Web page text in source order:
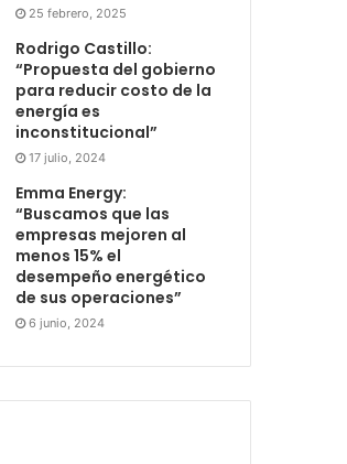
25 febrero, 2025
Rodrigo Castillo:
“Propuesta del gobierno
para reducir costo de la
energía es
inconstitucional”
17 julio, 2024
Emma Energy:
“Buscamos que las
empresas mejoren al
menos 15% el
desempeño energético
de sus operaciones”
6 junio, 2024